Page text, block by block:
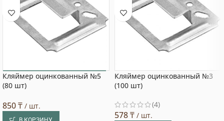
Выбор покупателя
Кляймер оцинкованный №5
(80 шт)
850₸ / шт.
Кляймер оцинкованный №3
(100 шт)
(4)
578₸ / шт.